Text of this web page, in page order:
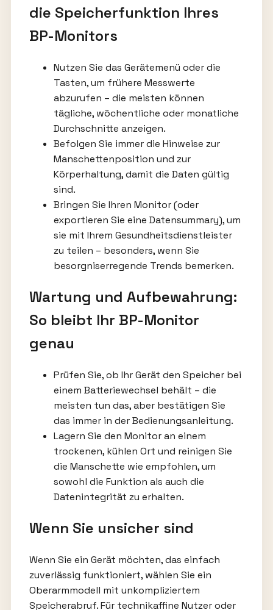
die Speicherfunktion Ihres
BP-Monitors
Nutzen Sie das Gerätemenü oder die
Tasten, um frühere Messwerte
abzurufen – die meisten können
tägliche, wöchentliche oder monatliche
Durchschnitte anzeigen.
Befolgen Sie immer die Hinweise zur
Manschettenposition und zur
Körperhaltung, damit die Daten gültig
sind.
Bringen Sie Ihren Monitor (oder
exportieren Sie eine Datensummary), um
sie mit Ihrem Gesundheitsdienstleister
zu teilen – besonders, wenn Sie
besorgniserregende Trends bemerken.
Wartung und Aufbewahrung:
So bleibt Ihr BP-Monitor
genau
Prüfen Sie, ob Ihr Gerät den Speicher bei
einem Batteriewechsel behält – die
meisten tun das, aber bestätigen Sie
das immer in der Bedienungsanleitung.
Lagern Sie den Monitor an einem
trockenen, kühlen Ort und reinigen Sie
die Manschette wie empfohlen, um
sowohl die Funktion als auch die
Datenintegrität zu erhalten.
Wenn Sie unsicher sind
Wenn Sie ein Gerät möchten, das einfach
zuverlässig funktioniert, wählen Sie ein
Oberarmmodell mit unkompliziertem
Speicherabruf. Für technikaffine Nutzer oder